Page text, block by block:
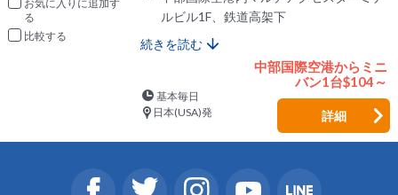
お気に入りに追加
比較
ルビル1F、鉄道高架下
続きを読む
中部国際空港からミニ
バン1台$104～
基本毎日
日本(USA)発
詳細